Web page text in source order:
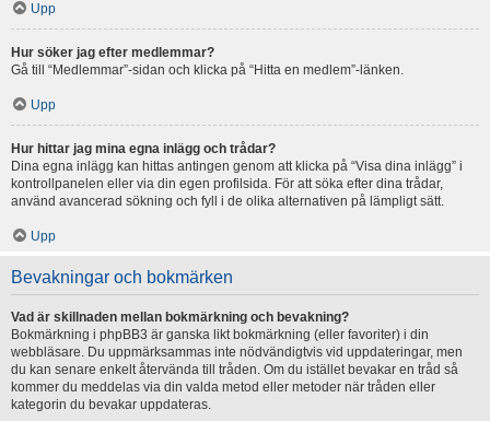
Upp
Hur söker jag efter medlemmar?
Gå till “Medlemmar”-sidan och klicka på “Hitta en medlem”-länken.
Upp
Hur hittar jag mina egna inlägg och trådar?
Dina egna inlägg kan hittas antingen genom att klicka på “Visa dina inlägg” i
kontrollpanelen eller via din egen profilsida. För att söka efter dina trådar,
använd avancerad sökning och fyll i de olika alternativen på lämpligt sätt.
Upp
Bevakningar och bokmärken
Vad är skillnaden mellan bokmärkning och bevakning?
Bokmärkning i phpBB3 är ganska likt bokmärkning (eller favoriter) i din
webbläsare. Du uppmärksammas inte nödvändigtvis vid uppdateringar, men
du kan senare enkelt återvända till tråden. Om du istället bevakar en tråd så
kommer du meddelas via din valda metod eller metoder när tråden eller
kategorin du bevakar uppdateras.